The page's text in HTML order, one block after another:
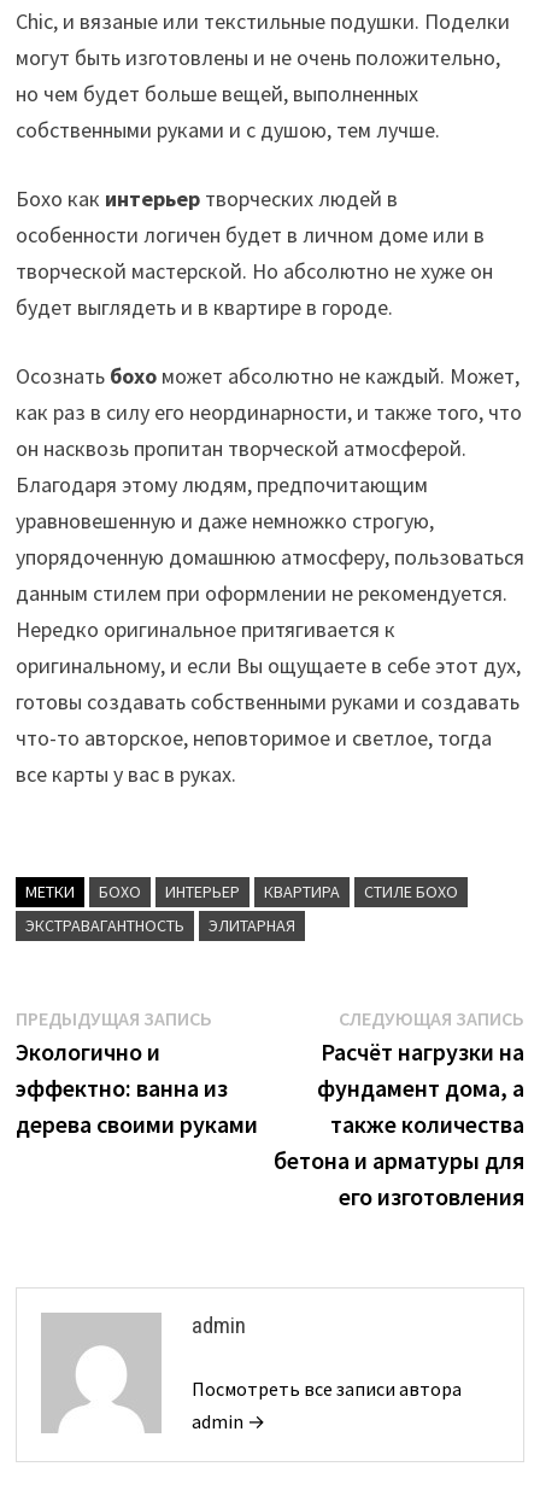
Chic, и вязаные или текстильные подушки. Поделки
могут быть изготовлены и не очень положительно,
но чем будет больше вещей, выполненных
собственными руками и с душою, тем лучше.
Бохо как интерьертворческих людей в
особенности логичен будет в личном доме или в
творческой мастерской. Но абсолютно не хуже он
будет выглядеть и в квартире в городе.
Осознать бохоможет абсолютно не каждый. Может,
как раз в силу его неординарности, и также того, что
он насквозь пропитан творческой атмосферой.
Благодаря этому людям, предпочитающим
уравновешенную и даже немножко строгую,
упорядоченную домашнюю атмосферу, пользоваться
данным стилем при оформлении не рекомендуется.
Нередко оригинальное притягивается к
оригинальному, и если Вы ощущаете в себе этот дух,
готовы создавать собственными руками и создавать
что-то авторское, неповторимое и светлое, тогда
все карты у вас в руках.
МЕТКИ БОХО ИНТЕРЬЕР КВАРТИРА
СТИЛЕ БОХО
ЭКСТРАВАГАНТНОСТЬ
ЭЛИТАРНАЯ
Навигация
по
записям
ПРЕДЫДУЩАЯ ЗАПИСЬПредыдущая
Экологично и
эффектно: ванна из
дерева своими руками
СЛЕДУЮЩАЯ ЗАПИСЬ
Расчёт нагрузки на
фундамент дома, а
также количества
бетона и арматуры для
его изготовления
admin
Посмотреть все записи автора
admin →